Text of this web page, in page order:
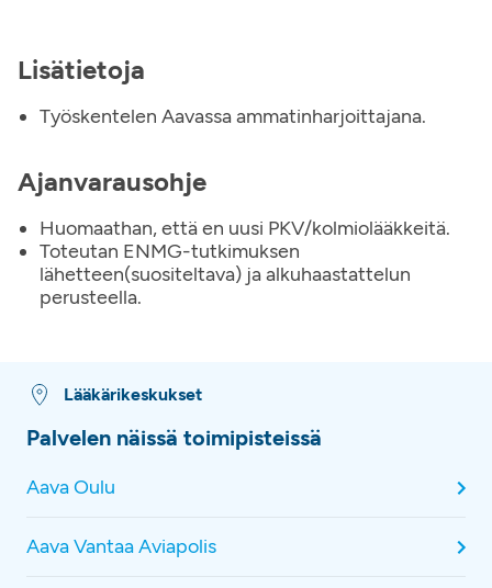
Lisätietoja
Työskentelen Aavassa ammatinharjoittajana.
Ajanvarausohje
Huomaathan, että en uusi PKV/kolmiolääkkeitä.
Toteutan ENMG-tutkimuksen
lähetteen(suositeltava) ja alkuhaastattelun
perusteella.
Lääkärikeskukset
Palvelen näissä toimipisteissä
Aava Oulu
Aava Vantaa Aviapolis